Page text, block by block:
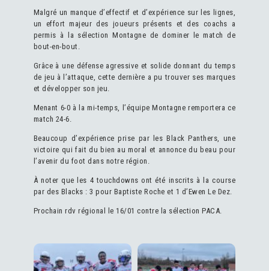
Malgré un manque d’effectif et d’expérience sur les lignes,
un effort majeur des joueurs présents et des coachs a
permis à la sélection Montagne de dominer le match de
bout-en-bout.
Grâce à une défense agressive et solide donnant du temps
de jeu à l’attaque, cette dernière a pu trouver ses marques
et développer son jeu.
Menant 6-0 à la mi-temps, l’équipe Montagne remportera ce
match 24-6.
Beaucoup d’expérience prise par les Black Panthers, une
victoire qui fait du bien au moral et annonce du beau pour
l’avenir du foot dans notre région.
À noter que les 4 touchdowns ont été inscrits à la course
par des Blacks : 3 pour Baptiste Roche et 1 d’Ewen Le Dez.
Prochain rdv régional le 16/01 contre la sélection PACA.